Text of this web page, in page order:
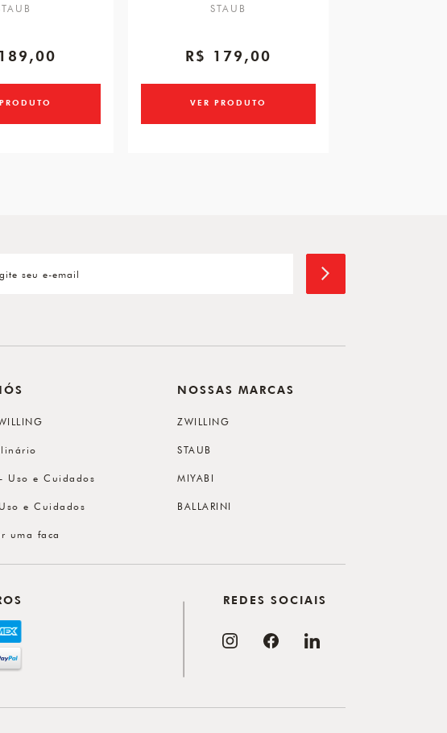
STAUB
R$ 179,00
VER PRODUTO
Uso e Cuidados
e Cuidados
uma faca
NOSSAS MARCAS
ZWILLING
STAUB
MIYABI
BALLARINI
REDES SOCIAIS